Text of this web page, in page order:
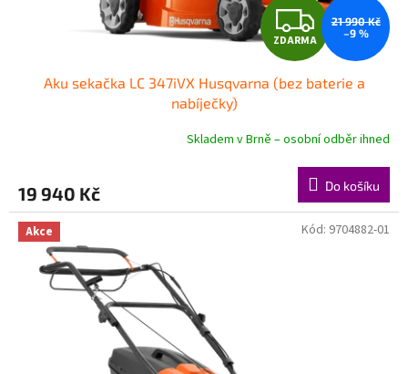
Z
D
A
R
M
A
ZDARMA
21 990 Kč
–9 %
Aku sekačka LC 347iVX Husqvarna (bez baterie a
nabíječky)
Skladem v Brně – osobní odběr ihned
19 940 Kč Do košíku
Akce Kód: 9704882-01